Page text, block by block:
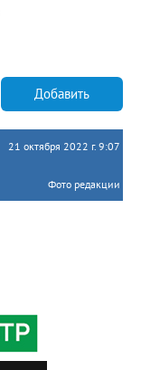
Добавить
21 октября 2022 г. 9:07
Фото редакции